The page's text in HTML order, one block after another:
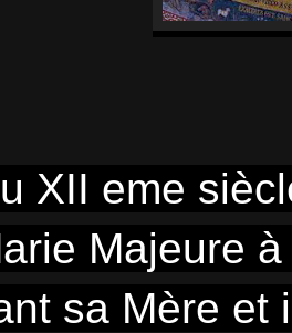
XII eme
Majeure
sa Mère et